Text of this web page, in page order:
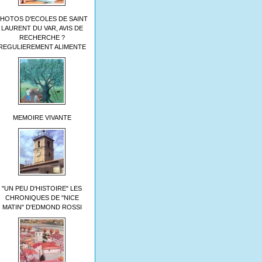
D'ECOLES DE SAINT
LAURENT DU VAR, AVIS DE
RECHERCHE ?
ALIMENTE
MEMOIRE VIVANTE
"UN PEU D'HISTOIRE" LES
CHRONIQUES DE "NICE
MATIN" D'EDMOND ROSSI